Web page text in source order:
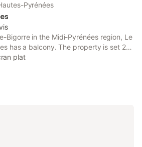
Pyrénées
Bigorre in the Midi-Pyrénées region, Le
has a balcony. The property is set 25
of the Rosary, 24 km from Pic du
from Col d'Aspin.
plat